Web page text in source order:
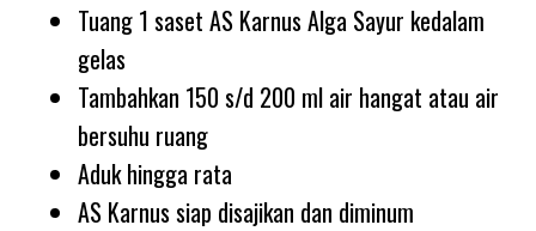
Tuang 1 saset AS Karnus Alga Sayur kedalam
gelas
Tambahkan 150 s/d 200 ml air hangat atau air
bersuhu ruang
Aduk hingga rata
AS Karnus siap disajikan dan diminum